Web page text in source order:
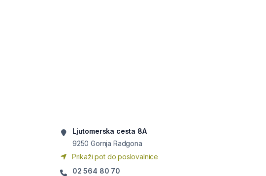
Ljutomerska cesta 8A
9250 Gornja Radgona
Prikaži pot do poslovalnice
02 564 80 70